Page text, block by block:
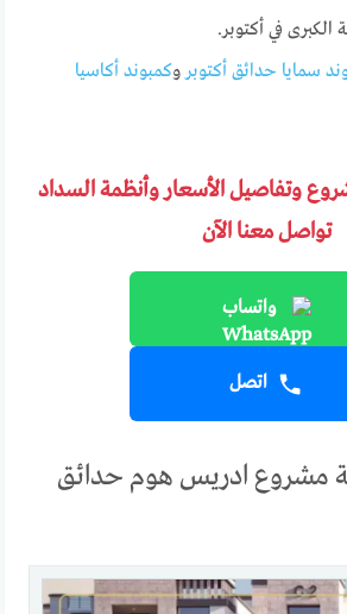
الكبرى في أكتوبر.
سمايا حدائق أكتوبروكمبوند أكاسيا
وتفاصيل الأسعار وأنظمة السداد
تواصل معنا الآن
واتساب
اتصل
مشروع ادريس هوم حدائق